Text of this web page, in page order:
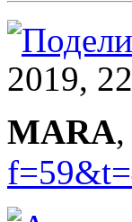
2019,
MARA